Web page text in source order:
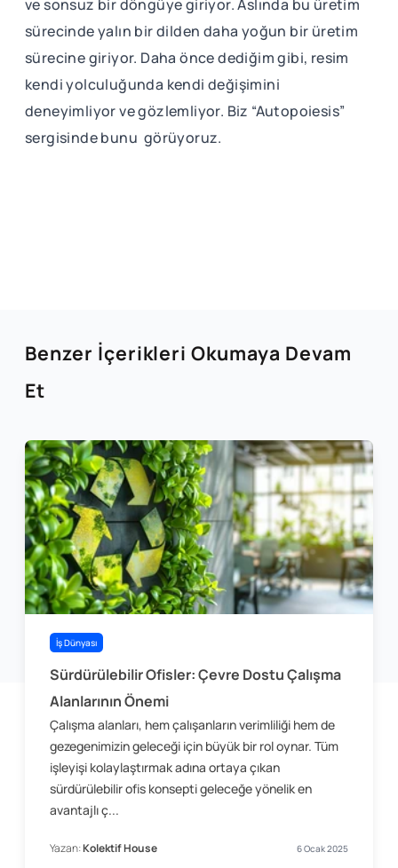
ve sonsuz bir döngüye giriyor. Aslında bu üretim
sürecinde yalın bir dilden daha yoğun bir üretim
sürecine giriyor. Daha önce dediğim gibi, resim
kendi yolculuğunda kendi değişimini
deneyimliyor ve gözlemliyor. Biz “Autopoiesis”
sergisinde bunu görüyoruz.
Benzer İçerikleri Okumaya Devam
Et
İş Dünyası
Sürdürülebilir Ofisler: Çevre Dostu Çalışma
Alanlarının Önemi
Çalışma alanları, hem çalışanların verimliliği hem de
gezegenimizin geleceği için büyük bir rol oynar. Tüm
işleyişi kolaylaştırmak adına ortaya çıkan
sürdürülebilir ofis konsepti geleceğe yönelik en
avantajlı ç...
Yazan:Kolektif House 6 Ocak 2025